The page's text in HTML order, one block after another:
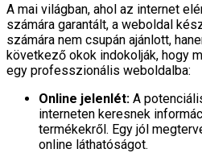
A mai világban, ahol az internet
számára garantált, a weboldal
számára nem csupán ajánlott,
következő okok indokolják, hogy
egy professzionális weboldalba:
Online jelenlét: A
interneten keresnek
termékekről. Egy jól
online láthatóságot.